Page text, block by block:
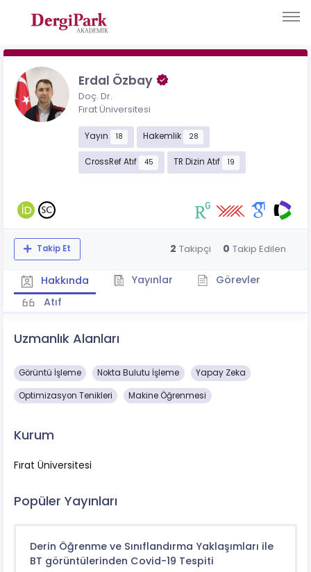
Erdal Özbay
Doç. Dr.
Fırat Üniversitesi
Yayın 18 Hakemlik 28
CrossRef Atıf 45 TR Dizin Atıf 19
Takip Et 2 Takipçi 0 Takip Edilen
Hakkında Yayınlar
Görevler
Atıf
Uzmanlık Alanları
Görüntü İşleme Nokta Bulutu İşleme Yapay Zeka
Optimizasyon Tenikleri Makine Öğrenmesi
Kurum
Fırat Üniversitesi
Popüler Yayınları
Derin Öğrenme ve Sınıflandırma Yaklaşımları ile
BT görüntülerinden Covid-19 Tespiti